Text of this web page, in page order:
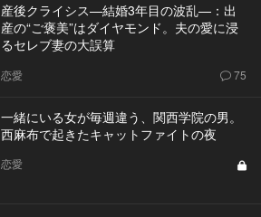
産後クライシス—結婚3年目の波乱—：出
産の“ご褒美”はダイヤモンド。夫の愛に浸
るセレブ妻の大誤算
恋愛 75
一緒にいる女が毎週違う、関西学院の男。
西麻布で起きたキャットファイトの夜
恋愛